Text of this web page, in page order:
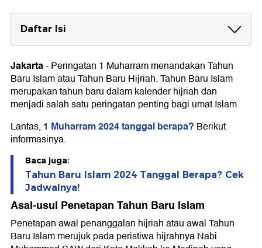
Daftar Isi
Asal-usul Penetapan Tahun Baru Islam
1 Muharram 2024 Tanggal Berapa?
1 Muharram Libur Tidak?
Sisa Libur Nasional dan Cuti Bersama 2024
Jakarta-Peringatan 1 Muharram menandakan Tahun
Baru Islam atau Tahun Baru Hijriah. Tahun Baru Islam
merupakan tahun baru dalam kalender hijriah dan
menjadi salah satu peringatan penting bagi umat Islam.
Lantas, 1 Muharram 2024 tanggal berapa? Berikut
informasinya.
Baca juga:
Tahun Baru Islam 2024 Tanggal Berapa? Cek
Jadwalnya!
Asal-usul Penetapan Tahun Baru Islam
Penetapan awal penanggalan hijriah atau awal Tahun
Baru Islam merujuk pada peristiwa hijrahnya Nabi